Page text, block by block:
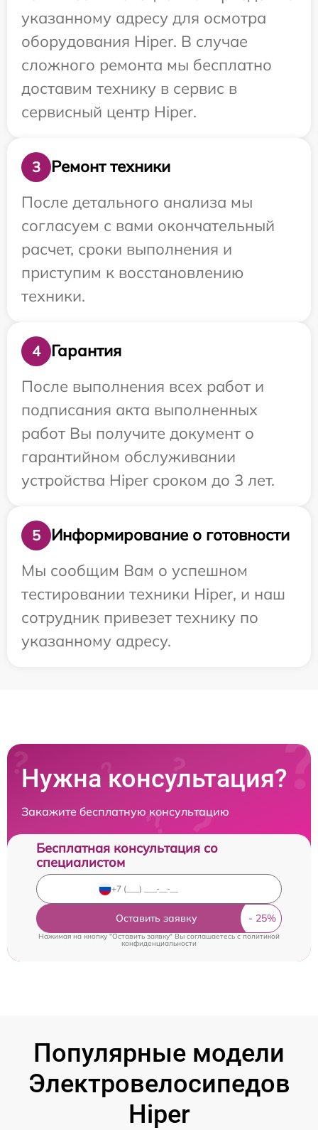
указанному адресу для осмотра
оборудования Hiper. В случае
сложного ремонта мы бесплатно
доставим технику в сервис в
сервисный центр Hiper.
3
Ремонт техники
После детального анализа мы
согласуем с вами окончательный
расчет, сроки выполнения и
приступим к восстановлению
техники.
4
Гарантия
После выполнения всех работ и
подписания акта выполненных
работ Вы получите документ о
гарантийном обслуживании
устройства Hiper сроком до 3 лет.
5
Информирование о готовности
Мы сообщим Вам о успешном
тестировании техники Hiper, и наш
сотрудник привезет технику по
указанному адресу.
Нужна консультация?
Закажите бесплатную консультацию
Бесплатная консультация со
специалистом
Оставить заявку
Нажимая на кнопку "Оставить заявку" Вы соглашаетесь cполитикой
конфиденциальности
Популярные модели
Электровелосипедов
Hiper